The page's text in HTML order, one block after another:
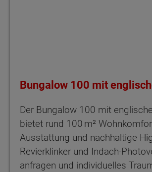
Bungalow 100 mit
Der Bungalow 100 mit
bietet rund 100 m²
Ausstattung und nachhaltige
Revierklinker und Indach-
anfragen und individuelles